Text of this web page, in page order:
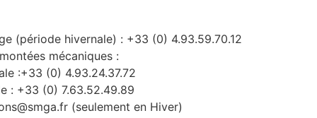
(période hivernale) : +33 (0) 4.93.59.70.12
mécaniques :
:+33 (0) 4.93.24.37.72
: +33 (0) 7.63.52.49.89
(seulement en Hiver)